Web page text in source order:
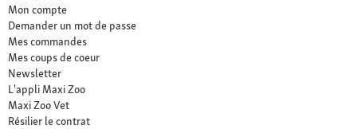
Mon compte
Demander un mot de passe
Mes commandes
Mes coups de coeur
Newsletter
L'appli Maxi Zoo
Maxi Zoo Vet
Résilier le contrat